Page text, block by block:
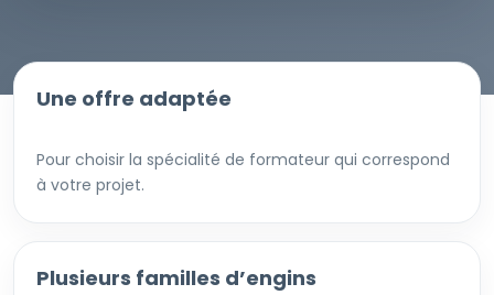
Une offre adaptée
Pour choisir la spécialité de formateur qui correspond
à votre projet.
Plusieurs familles d’engins